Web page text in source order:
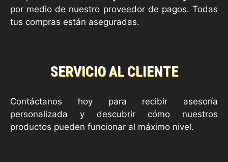
por medio de nuestro proveedor de pagos. Todas
tus compras están aseguradas.
SERVICIO AL CLIENTE
Contáctanos hoy para recibir asesoría
personalizada y descubrir cómo nuestros
productos pueden funcionar al máximo nivel.